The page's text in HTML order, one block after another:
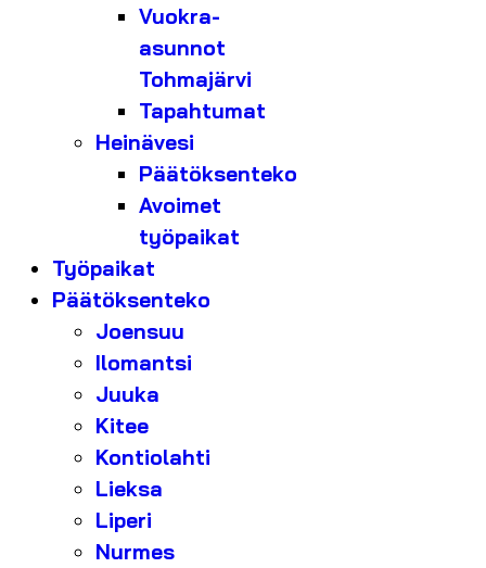
Vuokra-
asunnot
Tohmajärvi
Tapahtumat
Heinävesi
Päätöksenteko
Avoimet
työpaikat
Työpaikat
Päätöksenteko
Joensuu
Ilomantsi
Juuka
Kitee
Kontiolahti
Lieksa
Liperi
Nurmes